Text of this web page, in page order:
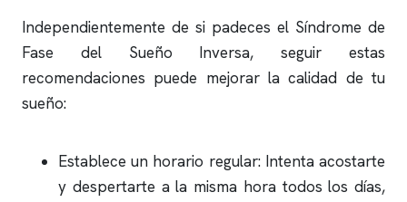
Independientemente de si padeces el Síndrome de
Fase del Sueño Inversa, seguir estas
recomendaciones puede mejorar la calidad de tu
sueño:
Establece un horario regular: Intenta acostarte
y despertarte a la misma hora todos los días,